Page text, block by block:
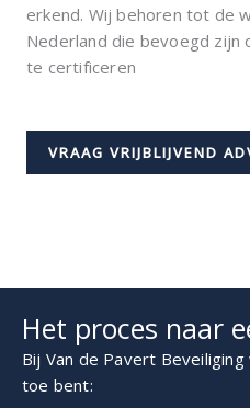
erkend. Wij behoren tot de
Nederland die bevoegd zijn
te certificeren
VRAAG VRIJBLIJVEND
Het proces naar
Bij Van de Pavert
toe bent: